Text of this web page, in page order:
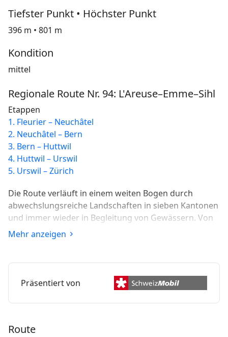
Tiefster Punkt • Höchster Punkt
396 m • 801 m
Kondition
mittel
Regionale Route Nr. 94: L'Areuse–Emme–Sihl
Etappen
1. Fleurier – Neuchâtel
2. Neuchâtel – Bern
3. Bern – Huttwil
4. Huttwil – Urswil
5. Urswil – Zürich
Die Route verläuft in einem weiten Bogen durch
abwechslungsreiche Landschaften in sieben Kantonen
und immer wieder in Begleitung von Gewässern. Von
der wilden Areuseschlucht, über die Auenwälder der
Emme bis an die Windungen der Sihl.
Mehr anzeigen
Präsentiert von
Route